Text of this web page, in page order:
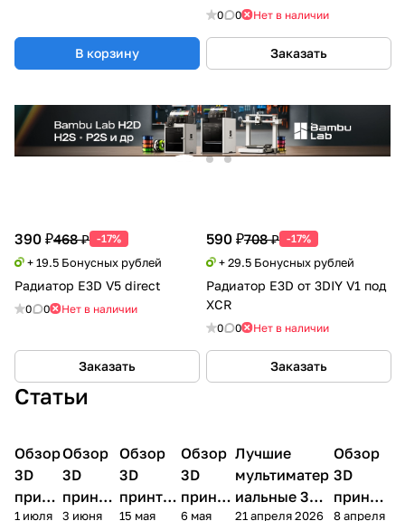
В корзину
0 0 Нет в наличии
Заказать
390 ₽468 ₽ -17%
+ 19.5 Бонусных рублей
Радиатор E3D V5 direct
0 0 Нет в наличии
Заказать
590 ₽708 ₽ -17%
+ 29.5 Бонусных рублей
Радиатор E3D от 3DIY V1 под
XCR
0 0 Нет в наличии
Заказать
Статьи
3D
принтеры
Обзор
3D
принт
1 июля
3D
принтеры
Обзор
3D
принте
3 июня
3D
принтеры
Обзор
3D
принтер
15 мая
3D
принтеры
Обзор
3D
принте
6 мая
3D принтеры
Лучшие
мультиматер
иальные 3D
21 апреля 2026
3D
Обзор
3D
принте
8 апреля